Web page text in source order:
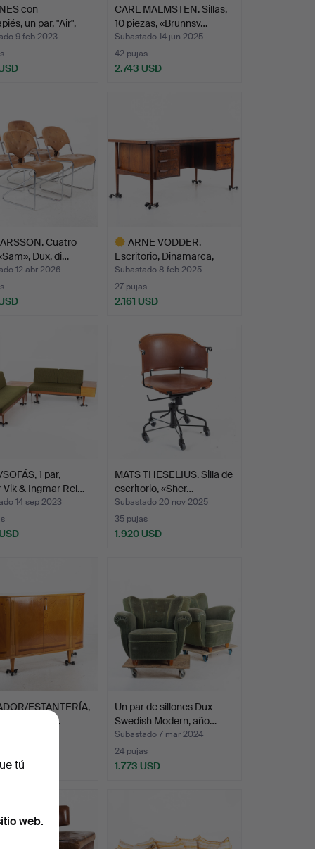
con
un par, "Air",
9 feb 2023
CARL MALMSTEN. Sillas,
10 piezas, «Brunnsv…
Subastado 14 jun 2025
42 pujas
2.743 USD
Cuatro
Dux, di…
12 abr 2026
ARNE VODDER.
Escritorio, Dinamarca,
Yakart…
Subastado 8 feb 2025
27 pujas
2.161 USD
seleccionado
1 par,
Vik & Ingmar Rel…
14 sep 2023
MATS THESELIUS. Silla de
escritorio, «Sher…
Subastado 20 nov 2025
35 pujas
1.920 USD
ESTANTERÍA,
estilo …
Un par de sillones Dux
Swedish Modern, año…
Subastado 7 mar 2024
24 pujas
1.773 USD
tú
web.